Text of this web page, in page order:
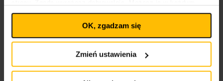
plików cookies
wpływa na legalność uprzedniego przetwarzania.
Polityka plików cookies
OK, zgadzam się
Zmień ustawienia
Jeśli nadal mało wam brzmień prosto z Kanady, mamy
dobre wieści – do składu dołączy również
. Zespół pokusił się o ciekawą formę
prezentacji, którą zamieszczono na stronie ich
“Urodzeni pod czarną dziurą. Wzywający
nuklearnego Armagedonu. Z zaświatów,